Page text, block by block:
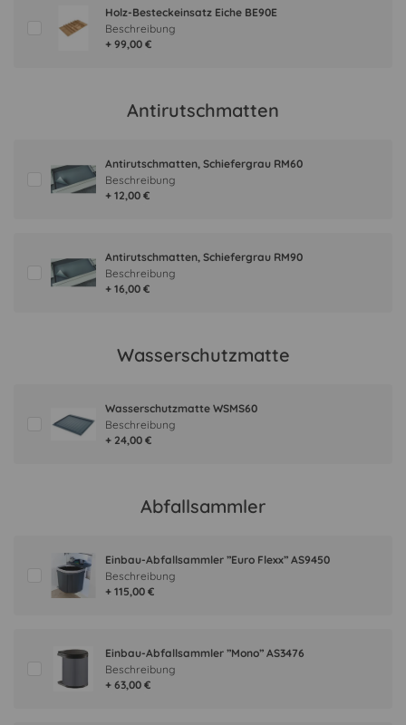
Holz-Besteckeinsatz Eiche BE90E
+ 99,00 €
Beschreibung
Antirutschmatten
Antirutschmatten, Schiefergrau RM60
+ 12,00 €
Beschreibung
Antirutschmatten, Schiefergrau RM90
+ 16,00 €
Beschreibung
Wasserschutzmatte
Wasserschutzmatte WSMS60
+ 24,00 €
Beschreibung
Abfallsammler
Einbau-Abfallsammler ”Euro Flexx” AS9450
+ 115,00 €
Beschreibung
Einbau-Abfallsammler ”Mono” AS3476
+ 63,00 €
Beschreibung